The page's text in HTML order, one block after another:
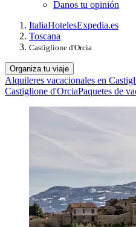
Danos tu opinión
ItaliaHotelesExpedia.es
Toscana
Castiglione d'Orcia
Organiza tu viaje
Alquileres vacacionales en
Castiglione d'OrciaPaquetes de